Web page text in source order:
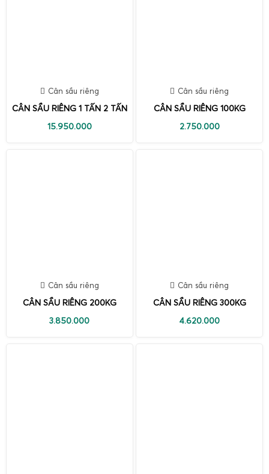
Cân sầu riêng
CÂN SẦU RIÊNG 1 TẤN 2 TẤN
15.950.000
Cân sầu riêng
CÂN SẦU RIÊNG 100KG
2.750.000
Cân sầu riêng
CÂN SẦU RIÊNG 200KG
3.850.000
Cân sầu riêng
CÂN SẦU RIÊNG 300KG
4.620.000